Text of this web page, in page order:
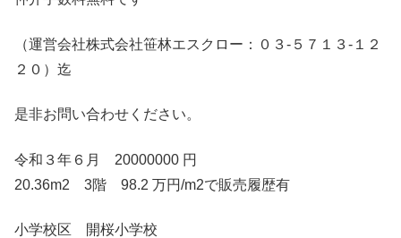
（運営会社株式会社笹林エスクロー：０３-５７１３-１２
２０）迄
是非お問い合わせください。
令和３年６月 20000000 円
20.36m2 3階 98.2 万円/m2で販売履歴有
小学校区 開桜小学校